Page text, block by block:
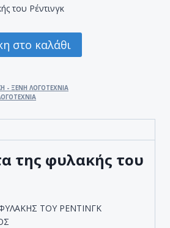
του Ρέντινγκ
στο καλάθι
- ΞΕΝΗ ΛΟΓΟΤΕΧΝΙΑ
της φυλακής του
ΤΟΥ ΡΕΝΤΙΝΓΚ